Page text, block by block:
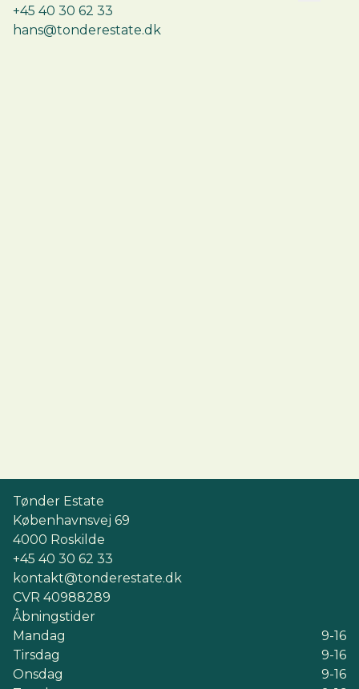
+45 40 30 62 33
hans@tonderestate.dk
Tønder Estate
Københavnsvej 69
4000 Roskilde
+45 40 30 62 33
kontakt@tonderestate.dk
CVR 40988289
Åbningstider
Mandag
9-16
Tirsdag
9-16
Onsdag
9-16